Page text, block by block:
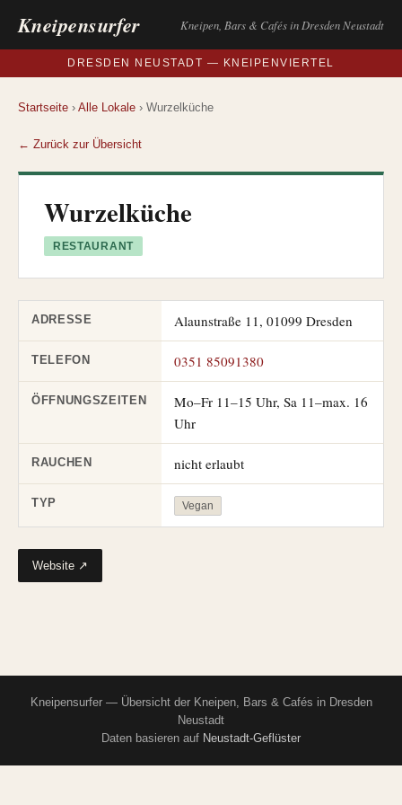
Kneipensurfer Kneipen, Bars & Cafés in Dresden Neustadt
DRESDEN NEUSTADT — KNEIPENVIERTEL
Startseite › Alle Lokale › Wurzelküche
← Zurück zur Übersicht
Wurzelküche
RESTAURANT
ADRESSE Alaunstraße 11, 01099 Dresden
TELEFON 0351 85091380
ÖFFNUNGSZEITEN
Mo–Fr 11–15 Uhr, Sa 11–max. 16
Uhr
RAUCHEN nicht erlaubt
TYP Vegan
Website ↗
Kneipensurfer — Übersicht der Kneipen, Bars & Cafés in Dresden
Neustadt
Daten basieren auf Neustadt-Geflüster